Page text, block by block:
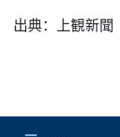
出典：上観新聞